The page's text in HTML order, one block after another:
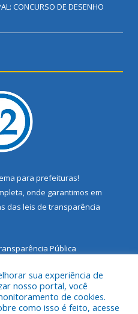
CONCURSO DE DESENHO
para prefeituras!
onde garantimos em
das leis de transparência
Pública
Municipal de Santarém
sua experiência de
nosso portal, você
de cookies.
como isso é feito, acesse